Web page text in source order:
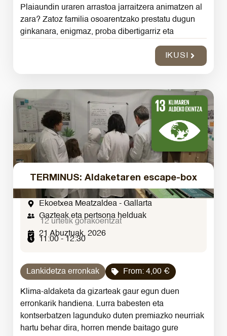
Plaiaundin uraren arrastoa jarraitzera animatzen al
zara? Zatoz familia osoarentzako prestatu dugun
ginkanara, enigmaz, proba dibertigarriz eta
IKUSI
TERMINUS: Aldaketaren escape-box
Ekoetxea Meatzaldea - Gallarta
Gazteak eta pertsona helduak
12 urtetik gorakoentzat
21 Abuztuak, 2026
11:00 - 12:30
Lankidetza erronkak From: 4,00 €
Klima-aldaketa da gizarteak gaur egun duen
erronkarik handiena. Lurra babesten eta
kontserbatzen lagunduko duten premiazko neurriak
hartu behar dira, horren mende baitago gure